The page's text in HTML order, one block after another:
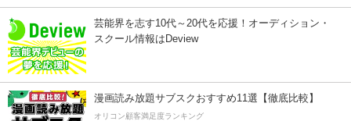
芸能界を志す10代～20代を応援！オーディション・
スクール情報はDeview
漫画読み放題サブスクおすすめ11選【徹底比較】
オリコン顧客満足度ランキング